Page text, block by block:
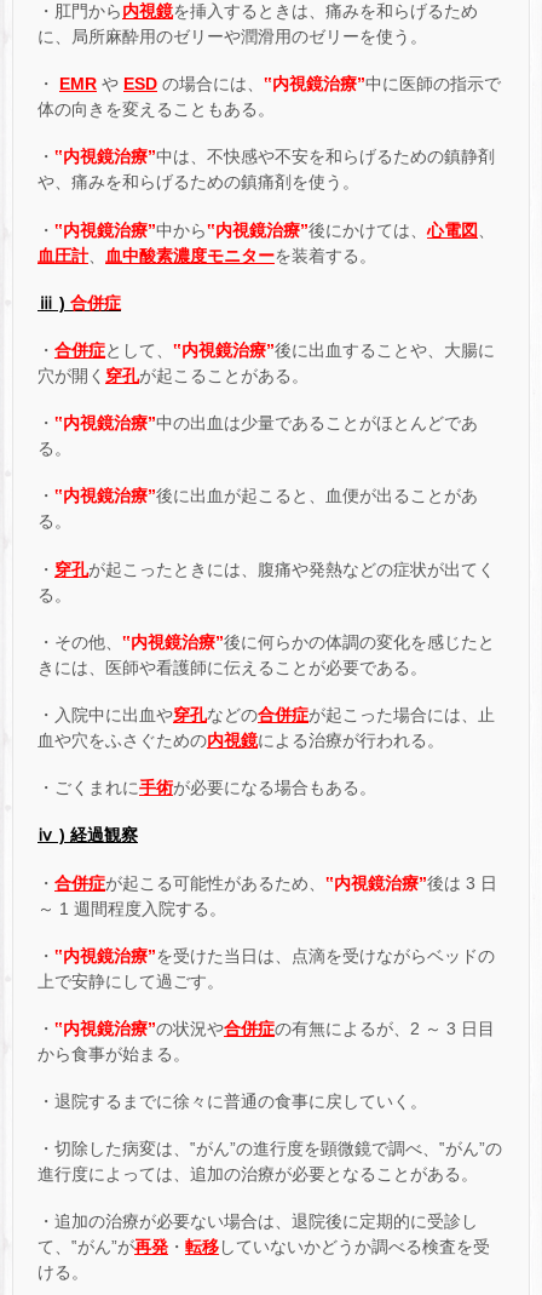
・肛門から内視鏡を挿入するときは、痛みを和らげるため
に、局所麻酔用のゼリーや潤滑用のゼリーを使う。
・ EMR や ESD の場合には、 ‟内視鏡治療”中に医師の指示で
体の向きを変えることもある。
・ ‟内視鏡治療”中は、不快感や不安を和らげるための鎮静剤
や、痛みを和らげるための鎮痛剤を使う。
・ ‟内視鏡治療”中から‟内視鏡治療”後にかけては、 心電図
血圧計、 血中酸素濃度モニターを装着する。
ⅲ ) 合併症
・ 合併症として、 ‟内視鏡治療”後に出血することや、大腸に
穴が開く 穿孔が起こることがある。
・ ‟内視鏡治療”中の出血は少量であることがほとんどであ
る。
・ ‟内視鏡治療”後に出血が起こると、血便が出ることがあ
る。
・ 穿孔が起こったときには、腹痛や発熱などの症状が出てく
る。
・その他、 ‟内視鏡治療”後に何らかの体調の変化を感じたと
きには、医師や看護師に伝えることが必要である。
・入院中に出血や穿孔などの合併症が起こった場合には、止
血や穴をふさぐための内視鏡による治療が行われる。
・ごくまれに手術が必要になる場合もある。
ⅳ ) 経過観察
・ 合併症が起こる可能性があるため、 ‟内視鏡治療”後は 3 日
～ 1 週間程度入院する。
・ ‟内視鏡治療”を受けた当日は、点滴を受けながらベッドの
上で安静にして過ごす。
・ ‟内視鏡治療”の状況や合併症の有無によるが、2 ～ 3 日目
から食事が始まる。
・退院するまでに徐々に普通の食事に戻していく。
・切除した病変は、‟がん”の進行度を顕微鏡で調べ、‟がん”の
進行度によっては、追加の治療が必要となることがある。
・追加の治療が必要ない場合は、退院後に定期的に受診し
て、‟がん”が再発 ・ 転移していないかどうか調べる検査を受
ける。